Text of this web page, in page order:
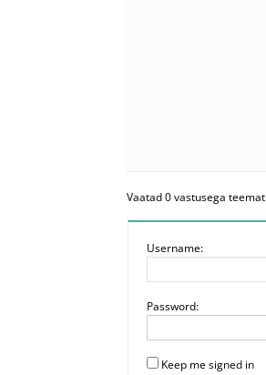
Vaatad 0 vastusega teemat
Username:
Password:
Keep me signed in